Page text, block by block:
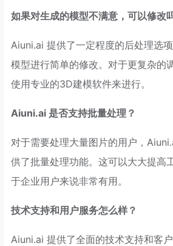
如果对生成的模型不满意，可以修改
Aiuni.ai 提供了一定程度的后处理选
模型进行简单的修改。对于更复杂的
使用专业的3D建模软件来进行。
Aiuni.ai 是否支持批量处理？
对于需要处理大量图片的用户，
供了批量处理功能。这可以大大提高
于企业用户来说非常有用。
技术支持和用户服务怎么样？
Aiuni.ai 提供了全面的技术支持和客